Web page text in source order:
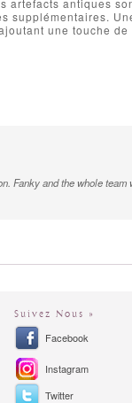
artefacts antiques
supplémentaires.
une touche de
Fanky and the whole team
Suivez Nous »
Facebook
Instagram
Twitter